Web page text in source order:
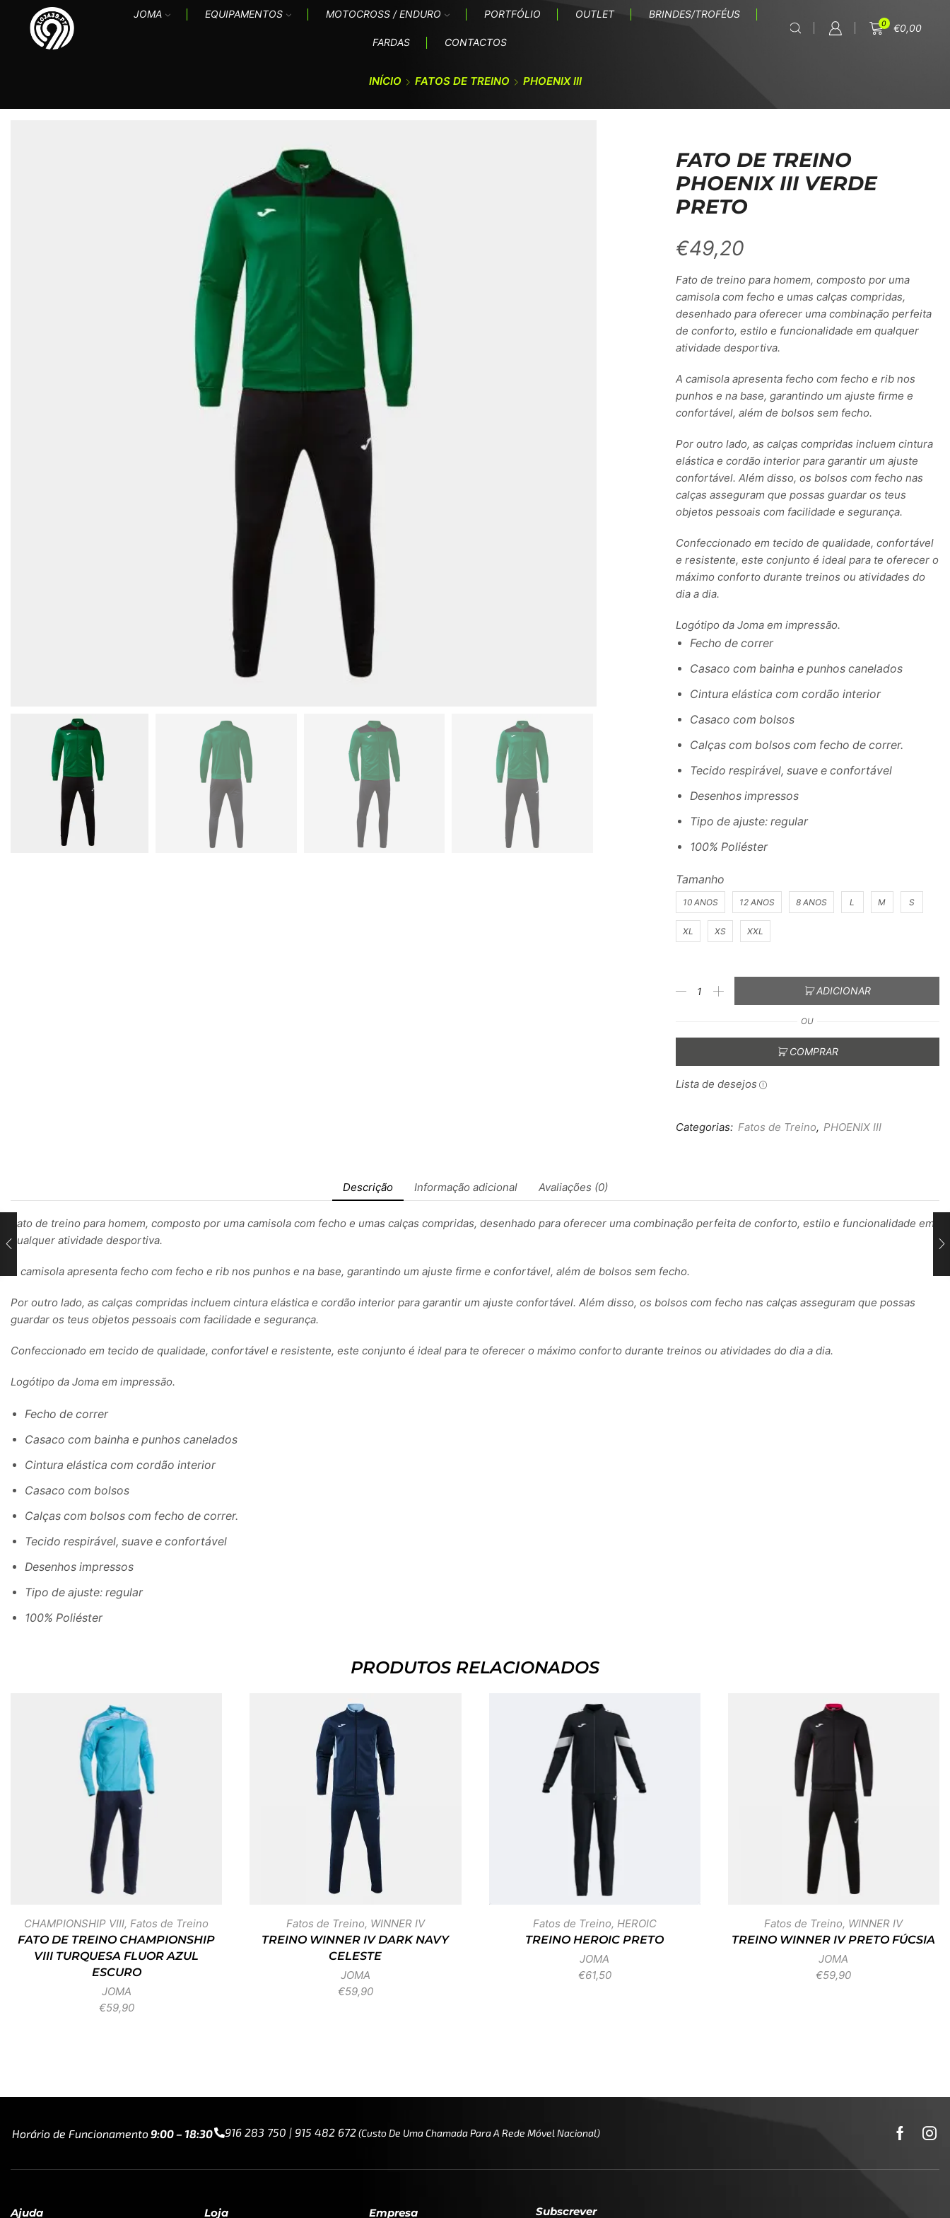
JOMA EQUIPAMENTOS MOTOCROSS / ENDURO PORTFÓLIO OUTLET BRINDES/TROFÉUS
FARDAS CONTACTOS
0 €0,00
INÍCIO FATOS DE TREINO PHOENIX III
FATO DE TREINO
PHOENIX III VERDE
PRETO
€49,20
Fato de treino para homem, composto por uma
camisola com fecho e umas calças compridas,
desenhado para oferecer uma combinação perfeita
de conforto, estilo e funcionalidade em qualquer
atividade desportiva.
A camisola apresenta fecho com fecho e rib nos
punhos e na base, garantindo um ajuste firme e
confortável, além de bolsos sem fecho.
Por outro lado, as calças compridas incluem cintura
elástica e cordão interior para garantir um ajuste
confortável. Além disso, os bolsos com fecho nas
calças asseguram que possas guardar os teus
objetos pessoais com facilidade e segurança.
Confeccionado em tecido de qualidade, confortável
e resistente, este conjunto é ideal para te oferecer o
máximo conforto durante treinos ou atividades do
dia a dia.
Logótipo da Joma em impressão.
Fecho de correr
Casaco com bainha e punhos canelados
Cintura elástica com cordão interior
Casaco com bolsos
Calças com bolsos com fecho de correr.
Tecido respirável, suave e confortável
Desenhos impressos
Tipo de ajuste: regular
100% Poliéster
Tamanho
10 ANOS 12 ANOS 8 ANOS L M S
XL XS XXL
ADICIONAR
OU
COMPRAR
Lista de desejos
Categorias: Fatos de Treino, PHOENIX III
Descrição Informação adicional Avaliações (0)
Fato de treino para homem, composto por uma camisola com fecho e umas calças compridas, desenhado para oferecer uma combinação perfeita de conforto, estilo e funcionalidade em
qualquer atividade desportiva.
A camisola apresenta fecho com fecho e rib nos punhos e na base, garantindo um ajuste firme e confortável, além de bolsos sem fecho.
Por outro lado, as calças compridas incluem cintura elástica e cordão interior para garantir um ajuste confortável. Além disso, os bolsos com fecho nas calças asseguram que possas
guardar os teus objetos pessoais com facilidade e segurança.
Confeccionado em tecido de qualidade, confortável e resistente, este conjunto é ideal para te oferecer o máximo conforto durante treinos ou atividades do dia a dia.
Logótipo da Joma em impressão.
Fecho de correr
Casaco com bainha e punhos canelados
Cintura elástica com cordão interior
Casaco com bolsos
Calças com bolsos com fecho de correr.
Tecido respirável, suave e confortável
Desenhos impressos
Tipo de ajuste: regular
100% Poliéster
PRODUTOS RELACIONADOS
CHAMPIONSHIP VIII, Fatos de Treino
FATO DE TREINO CHAMPIONSHIP
VIII TURQUESA FLUOR AZUL
ESCURO
JOMA
€59,90
Fatos de Treino, WINNER IV
TREINO WINNER IV DARK NAVY
CELESTE
JOMA
€59,90
Fatos de Treino, HEROIC
TREINO HEROIC PRETO
JOMA
€61,50
Fatos de Treino, WINNER IV
TREINO WINNER IV PRETO FÚCSIA
JOMA
€59,90
Horário de Funcionamento 9:00 – 18:30 916 283 750 | 915 482 672(custo De Uma Chamada Para A Rede Móvel Nacional)
Ajuda Loja Empresa Subscrever